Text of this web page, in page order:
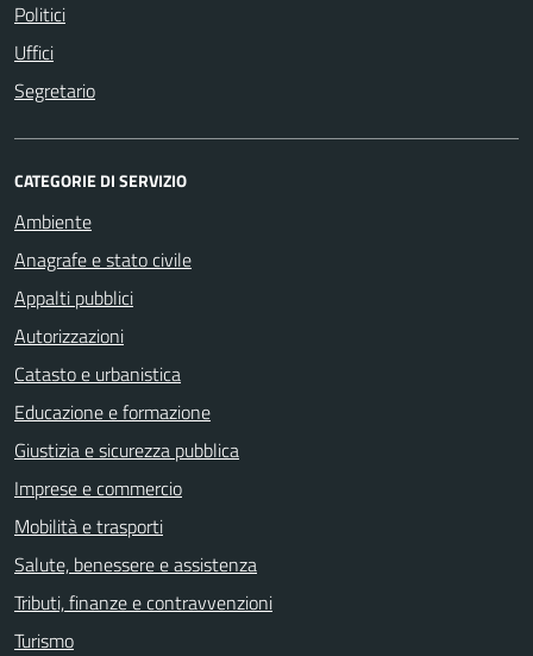
Politici
Uffici
Segretario
CATEGORIE DI SERVIZIO
Ambiente
Anagrafe e stato civile
Appalti pubblici
Autorizzazioni
Catasto e urbanistica
Educazione e formazione
Giustizia e sicurezza pubblica
Imprese e commercio
Mobilità e trasporti
Salute, benessere e assistenza
Tributi, finanze e contravvenzioni
Turismo